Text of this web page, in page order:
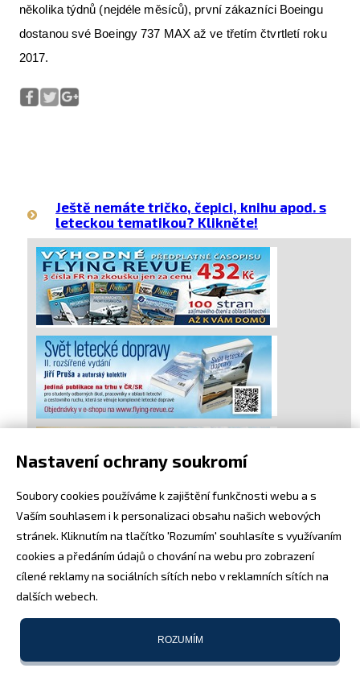
několika týdnů (nejdéle měsíců), první zákazníci Boeingu
dostanou své Boeingy 737 MAX až ve třetím čtvrtletí roku
2017.
Ještě nemáte tričko, čepici, knihu apod. s
leteckou tematikou? Klikněte!
Nastavení ochrany soukromí
Soubory cookies používáme k zajištění funkčnosti webu a s
Vaším souhlasem i k personalizaci obsahu našich webových
stránek. Kliknutím na tlačítko 'Rozumím' souhlasíte s využívaním
cookies a předáním údajů o chování na webu pro zobrazení
cílené reklamy na sociálních sítích nebo v reklamních sítích na
dalších webech.
ROZUMÍM